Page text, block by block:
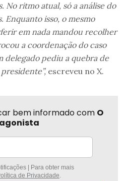
No ritmo atual, só a análise do
Enquanto isso, o mesmo
em nada mandou recolher
a coordenação do caso
delegado pediu a quebra de
escreveu no X.
bem informado com O
| Para obter mais
de Privacidade.